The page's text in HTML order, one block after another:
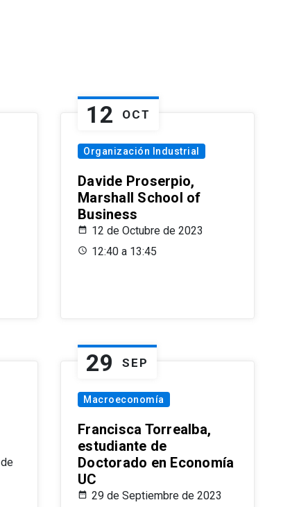
12 OCT
Organización Industrial
Davide Proserpio,
Marshall School of
Business
12 de Octubre de 2023
12:40 a 13:45
29 SEP
Macroeconomía
Francisca Torrealba,
estudiante de
Doctorado en Economía
UC
29 de Septiembre de 2023